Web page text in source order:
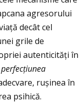
agresorului
decât cel
grile de
autenticităţi în
perfecţiunea
rușinea în
psihică.